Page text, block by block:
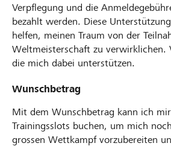
Verpflegung und die
bezahlt werden. Diese
helfen, meinen Traum von der
Weltmeisterschaft zu verwirklichen.
die mich dabei unterstützen.
Wunschbetrag
Mit dem Wunschbetrag kann ich
Trainingsslots buchen, um mich
grossen Wettkampf vorzubereiten